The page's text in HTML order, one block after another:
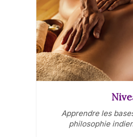
Apprendre les
philosophie